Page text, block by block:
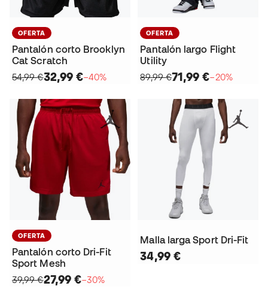
OFERTA
Pantalón corto Brooklyn
Cat Scratch
54,99 €32,99 €−40%
OFERTA
Pantalón largo Flight
Utility
89,99 €71,99 €−20%
OFERTA
Pantalón corto Dri-Fit
Sport Mesh
39,99 €27,99 €−30%
Malla larga Sport Dri-Fit
34,99 €